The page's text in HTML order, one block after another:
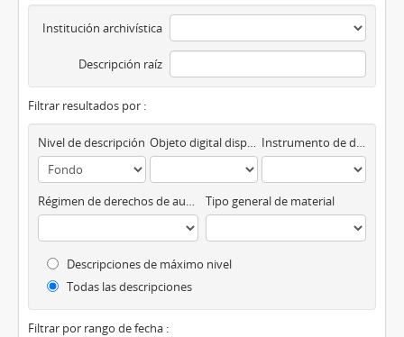
Institución archivística
Descripción raíz
Filtrar resultados por :
Nivel de descripción Objeto digital disponibles Instrumento de descripción
Régimen de derechos de autor Tipo general de material
Descripciones de máximo nivel
Todas las descripciones
Filtrar por rango de fecha :